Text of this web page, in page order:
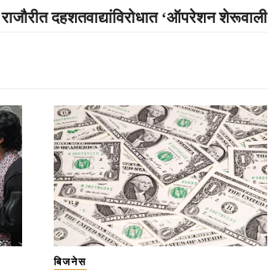
राजौरीत दहशतवाद्यांविरोधात ‘ऑपरेशन शेरूवाली
बिजनेस